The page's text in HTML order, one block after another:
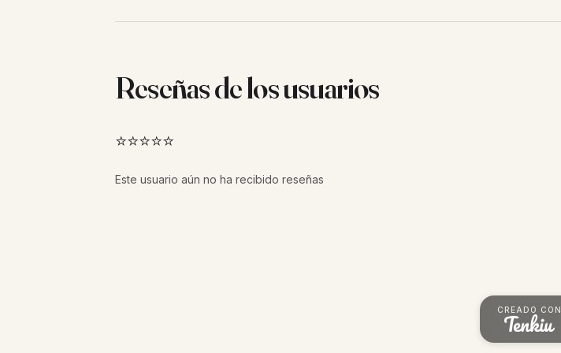
Reseñas de los usuarios
⭐⭐⭐⭐⭐
Este usuario aún no ha recibido reseñas
CREADO CON